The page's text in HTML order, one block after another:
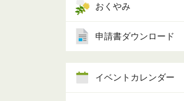
おくやみ
申請書ダウンロード
イベントカレンダー